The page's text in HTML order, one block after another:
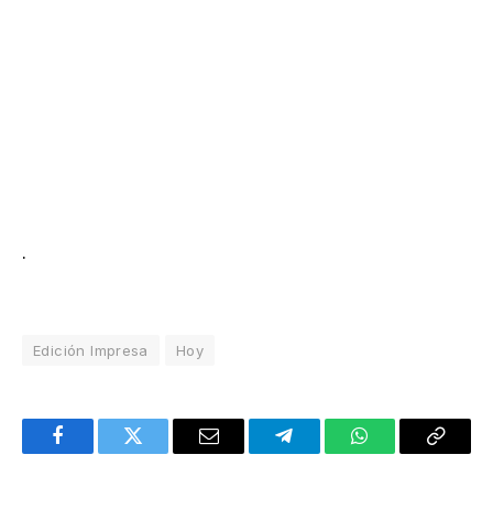
.
Edición Impresa Hoy
FacebookTwitter Email TelegramWhatsAppCopy